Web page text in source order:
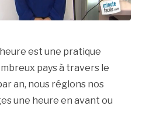
est une pratique
pays à travers le
an, nous réglons nos
une heure en avant ou